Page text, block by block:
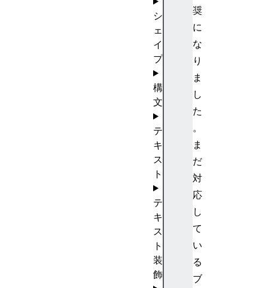
奨
に
な
り
ま
し
た
。
ま
だ
対
応
し
て
い
る
ブ
シ
ェ
イ
プ
構
文
テ
キ
ス
ト
テ
キ
ス
ト
装
飾